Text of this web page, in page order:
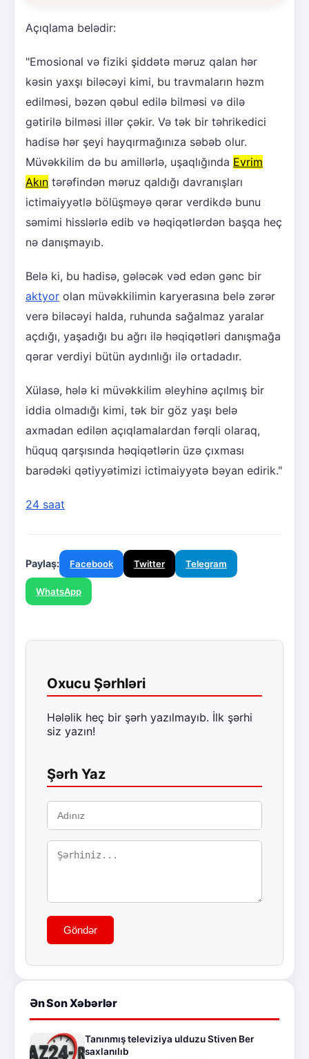
Açıqlama belədir:
"Emosional və fiziki şiddətə məruz qalan hər
kəsin yaxşı biləcəyi kimi, bu travmaların həzm
edilməsi, bəzən qəbul edilə bilməsi və dilə
gətirilə bilməsi illər çəkir. Və tək bir təhrikedici
hadisə hər şeyi hayqırmağınıza səbəb olur.
Müvəkkilim də bu amillərlə, uşaqlığında Evrim
Akın tərəfindən məruz qaldığı davranışları
ictimaiyyətlə bölüşməyə qərar verdikdə bunu
səmimi hisslərlə edib və həqiqətlərdən başqa heç
nə danışmayıb.
Belə ki, bu hadisə, gələcək vəd edən gənc bir
aktyor olan müvəkkilimin karyerasına belə zərər
verə biləcəyi halda, ruhunda sağalmaz yaralar
açdığı, yaşadığı bu ağrı ilə həqiqətləri danışmağa
qərar verdiyi bütün aydınlığı ilə ortadadır.
Xülasə, hələ ki müvəkkilim əleyhinə açılmış bir
iddia olmadığı kimi, tək bir göz yaşı belə
axmadan edilən açıqlamalardan fərqli olaraq,
hüquq qarşısında həqiqətlərin üzə çıxması
barədəki qətiyyətimizi ictimaiyyətə bəyan edirik."
24 saat
Paylaş: Facebook Twitter Telegram
WhatsApp
Oxucu Şərhləri
Hələlik heç bir şərh yazılmayıb. İlk şərhi
siz yazın!
Şərh Yaz
Göndər
Ən Son Xəbərlər
Tanınmış televiziya ulduzu Stiven Ber
saxlanılıb